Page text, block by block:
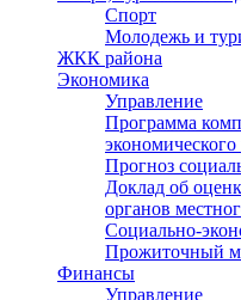
Спорт
Молодежь и
ЖКК района
Экономика
Управление
Программа
экономического
Прогноз
Доклад об
органов
Социально-
Прожиточный
Финансы
Управление